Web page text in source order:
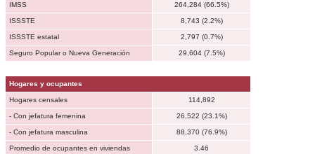
IMSS 264,284 (66.5%)
ISSSTE 8,743 (2.2%)
ISSSTE estatal 2,797 (0.7%)
Seguro Popular o Nueva Generación 29,604 (7.5%)
Hogares y ocupantes
Hogares censales 114,892
- Con jefatura femenina 26,522 (23.1%)
- Con jefatura masculina 88,370 (76.9%)
Promedio de ocupantes en viviendas
3.46